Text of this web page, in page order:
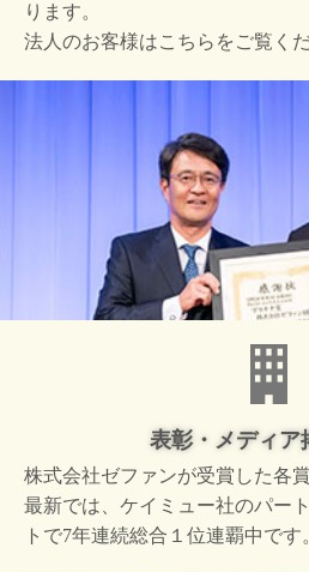
ります。
法人のお客様はこちらをご覧くだ
表彰・メディア
株式会社ゼファンが受賞した各
最新では、ケイミュー社のパー
トで7年連続総合１位連覇中です